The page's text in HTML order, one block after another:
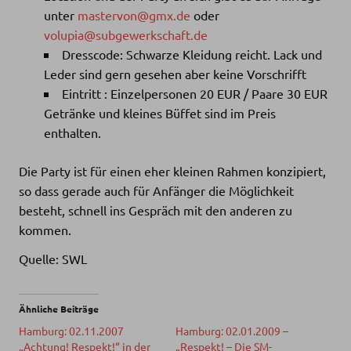
unter mastervon@gmx.de oder
volupia@subgewerkschaft.de
Dresscode: Schwarze Kleidung reicht. Lack und
Leder sind gern gesehen aber keine Vorschrifft
Eintritt : Einzelpersonen 20 EUR / Paare 30 EUR
Getränke und kleines Büffet sind im Preis
enthalten.
Die Party ist für einen eher kleinen Rahmen konzipiert,
so dass gerade auch für Anfänger die Möglichkeit
besteht, schnell ins Gespräch mit den anderen zu
kommen.
Quelle: SWL
Ähnliche Beiträge
Hamburg: 02.11.2007
„Achtung! Respekt!“ in der
Hamburg: 02.01.2009 –
„Respekt! – Die SM-